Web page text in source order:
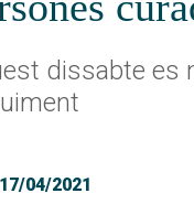
dissabte es
17/04/2021